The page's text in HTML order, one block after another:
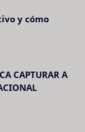
y cómo
CAPTURAR A